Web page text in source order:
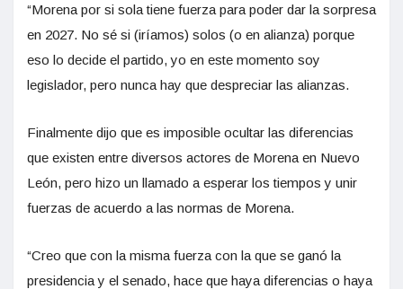
“Morena por si sola tiene fuerza para poder dar la sorpresa
en 2027. No sé si (iríamos) solos (o en alianza) porque
eso lo decide el partido, yo en este momento soy
legislador, pero nunca hay que despreciar las alianzas.
Finalmente dijo que es imposible ocultar las diferencias
que existen entre diversos actores de Morena en Nuevo
León, pero hizo un llamado a esperar los tiempos y unir
fuerzas de acuerdo a las normas de Morena.
“Creo que con la misma fuerza con la que se ganó la
presidencia y el senado, hace que haya diferencias o haya